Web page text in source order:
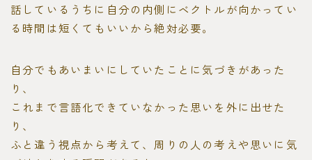
話しているうちに自分の内側にベクトルが向かってい
る時間は短くてもいいから絶対必要。
自分でもあいまいにしていたことに気づきがあった
り、
これまで言語化できていなかった思いを外に出せた
り、
ふと違う視点から考えて、周りの人の考えや思いに気